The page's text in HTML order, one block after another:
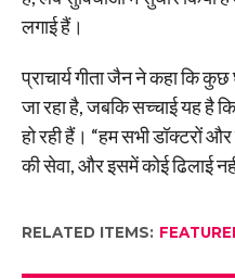
लगाई हैं।
प्राचार्य गीता जैन ने कहा कि
जा रहा है, जबकि सच्चाई यह है
हो रही हैं। “हम सभी डॉक्टरों
की सेवा, और इसमें कोई ढिलाई
RELATED ITEMS: